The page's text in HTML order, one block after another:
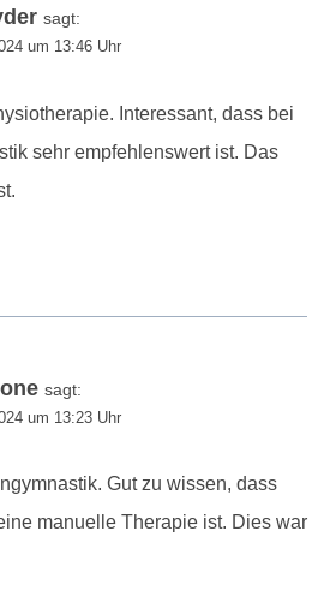
sagt:
um 13:46 Uhr
Interessant, dass bei
sehr empfehlenswert ist. Das
sagt:
um 13:23 Uhr
Gut zu wissen, dass
manuelle Therapie ist. Dies war